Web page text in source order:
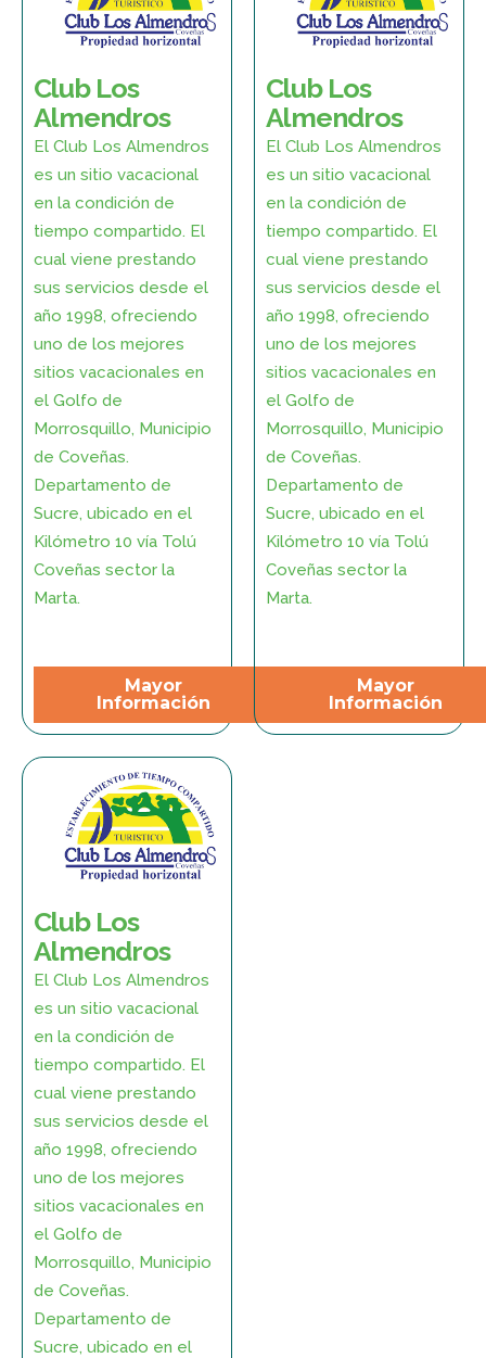
Club Los
Almendros
El Club Los Almendros
es un sitio vacacional
en la condición de
tiempo compartido. El
cual viene prestando
sus servicios desde el
año 1998, ofreciendo
uno de los mejores
sitios vacacionales en
el Golfo de
Morrosquillo, Municipio
de Coveñas.
Departamento de
Sucre, ubicado en el
Kilómetro 10 vía Tolú
Coveñas sector la
Marta.
Mayor
Información
Club Los
Almendros
El Club Los Almendros
es un sitio vacacional
en la condición de
tiempo compartido. El
cual viene prestando
sus servicios desde el
año 1998, ofreciendo
uno de los mejores
sitios vacacionales en
el Golfo de
Morrosquillo, Municipio
de Coveñas.
Departamento de
Sucre, ubicado en el
Kilómetro 10 vía Tolú
Coveñas sector la
Marta.
Mayor
Información
Club Los
Almendros
El Club Los Almendros
es un sitio vacacional
en la condición de
tiempo compartido. El
cual viene prestando
sus servicios desde el
año 1998, ofreciendo
uno de los mejores
sitios vacacionales en
el Golfo de
Morrosquillo, Municipio
de Coveñas.
Departamento de
Sucre, ubicado en el